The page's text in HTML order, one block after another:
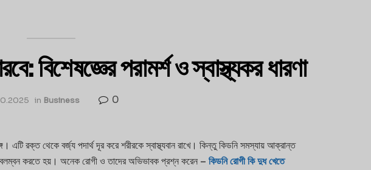
বিশেষজ্ঞের পরামর্শ ও স্বাস্থ্যকর ধারণা
in Business 0
এটি রক্ত থেকে বর্জ্য পদার্থ দূর করে শরীরকে স্বাস্থ্যবান রাখে। কিন্তু কিডনি সমস্যায় আক্রান্ত
অবলম্বন করতে হয়। অনেক রোগী ও তাদের অভিভাবক প্রশ্ন করেন – কিডনি রোগী কি দুধ খেতে